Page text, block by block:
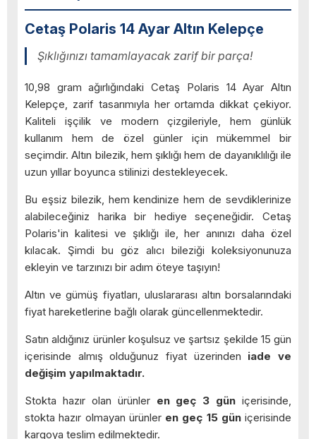
Cetaş Polaris 14 Ayar Altın Kelepçe
Şıklığınızı tamamlayacak zarif bir parça!
10,98 gram ağırlığındaki Cetaş Polaris 14 Ayar Altın
Kelepçe, zarif tasarımıyla her ortamda dikkat çekiyor.
Kaliteli işçilik ve modern çizgileriyle, hem günlük
kullanım hem de özel günler için mükemmel bir
seçimdir. Altın bilezik, hem şıklığı hem de dayanıklılığı ile
uzun yıllar boyunca stilinizi destekleyecek.
Bu eşsiz bilezik, hem kendinize hem de sevdiklerinize
alabileceğiniz harika bir hediye seçeneğidir. Cetaş
Polaris'in kalitesi ve şıklığı ile, her anınızı daha özel
kılacak. Şimdi bu göz alıcı bileziği koleksiyonunuza
ekleyin ve tarzınızı bir adım öteye taşıyın!
Altın ve gümüş fiyatları, uluslararası altın borsalarındaki
fiyat hareketlerine bağlı olarak güncellenmektedir.
Satın aldığınız ürünler koşulsuz ve şartsız şekilde 15 gün
içerisinde almış olduğunuz fiyat üzerinden iade ve
değişim yapılmaktadır.
Stokta hazır olan ürünler en geç 3 gün içerisinde,
stokta hazır olmayan ürünler en geç 15 güniçerisinde
kargoya teslim edilmektedir.